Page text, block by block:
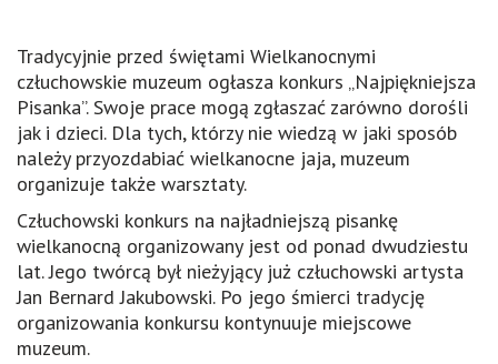
Tradycyjnie przed świętami Wielkanocnymi
człuchowskie muzeum ogłasza konkurs „Najpiękniejsza
Pisanka”. Swoje prace mogą zgłaszać zarówno dorośli
jak i dzieci. Dla tych, którzy nie wiedzą w jaki sposób
należy przyozdabiać wielkanocne jaja, muzeum
organizuje także warsztaty.
Człuchowski konkurs na najładniejszą pisankę
wielkanocną organizowany jest od ponad dwudziestu
lat. Jego twórcą był nieżyjący już człuchowski artysta
Jan Bernard Jakubowski. Po jego śmierci tradycję
organizowania konkursu kontynuuje miejscowe
muzeum.